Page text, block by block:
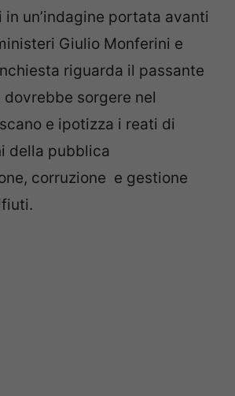
un’indagine portata avanti
Giulio Monferini e
riguarda il passante
dovrebbe sorgere nel
e ipotizza i reati di
della pubblica
corruzione e gestione